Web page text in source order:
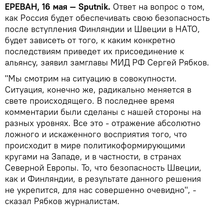
ЕРЕВАН, 16 мая — Sputnik. Ответ на вопрос о том,
как Россия будет обеспечивать свою безопасность
после вступления Финляндии и Швеции в НАТО,
будет зависеть от того, к каким конкретно
последствиям приведет их присоединение к
альянсу, заявил замглавы МИД РФ Сергей Рябков.
"Мы смотрим на ситуацию в совокупности.
Ситуация, конечно же, радикально меняется в
свете происходящего. В последнее время
комментарии были сделаны с нашей стороны на
разных уровнях. Все это - отражение абсолютно
ложного и искаженного восприятия того, что
происходит в мире политикоформирующими
кругами на Западе, и в частности, в странах
Северной Европы. То, что безопасность Швеции,
как и Финляндии, в результате данного решения
не укрепится, для нас совершенно очевидно", -
сказал Рябков журналистам.